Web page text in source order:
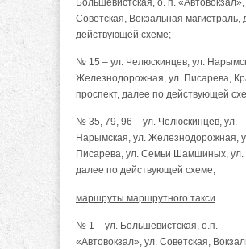
Советская, Вокзальная магистраль,
действующей схеме;
№ 15 – ул. Челюскинцев, ул.
Железнодорожная, ул. Писарева,
проспект, далее по действующей
№ 35, 79, 96 – ул. Челюскинцев, ул.
Нарымская, ул. Железнодорожная,
Писарева, ул. Семьи Шамшиных, ул.
далее по действующей схеме;
маршруты маршрутного такси
№ 1 – ул. Большевистская, о.п.
«Автовокзал», ул. Советская,